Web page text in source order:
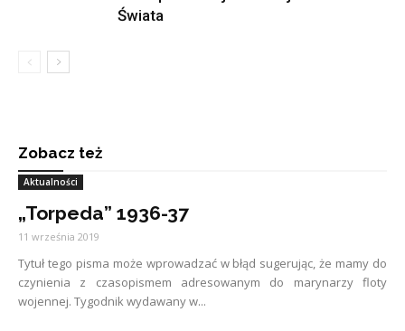
Świata
Zobacz też
Aktualności
„Torpeda” 1936-37
11 września 2019
Tytuł tego pisma może wprowadzać w błąd sugerując, że mamy do
czynienia z czasopismem adresowanym do marynarzy floty
wojennej. Tygodnik wydawany w...